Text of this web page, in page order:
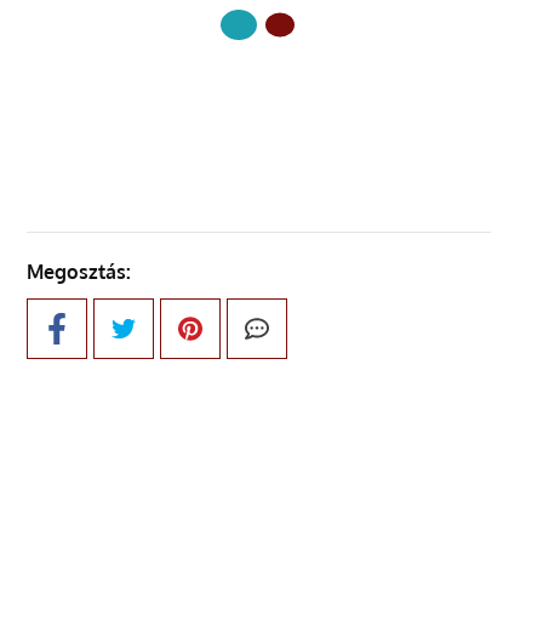
Megosztás: